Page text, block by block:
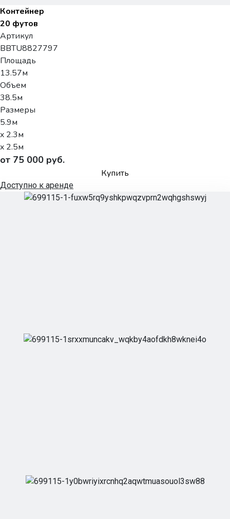
Контейнер
20 футов
Артикул
BBTU8827797
Площадь
13.57м
Объем
38.5м
Размеры
5.9м
x 2.3м
x 2.5м
от 75 000 руб.
Купить
Доступно к аренде